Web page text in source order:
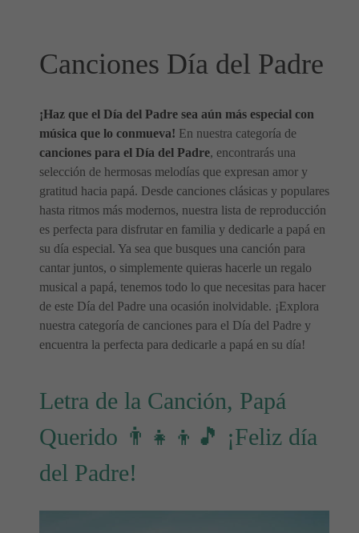
Canciones Día del Padre
¡Haz que el Día del Padre sea aún más especial con
música que lo conmueva! En nuestra categoría de
canciones para el Día del Padre, encontrarás una
selección de hermosas melodías que expresan amor y
gratitud hacia papá. Desde canciones clásicas y populares
hasta ritmos más modernos, nuestra lista de reproducción
es perfecta para disfrutar en familia y dedicarle a papá en
su día especial. Ya sea que busques una canción para
cantar juntos, o simplemente quieras hacerle un regalo
musical a papá, tenemos todo lo que necesitas para hacer
de este Día del Padre una ocasión inolvidable. ¡Explora
nuestra categoría de canciones para el Día del Padre y
encuentra la perfecta para dedicarle a papá en su día!
Letra de la Canción, Papá
Querido 👨‍👧‍👦🎵 ¡Feliz día
del Padre!